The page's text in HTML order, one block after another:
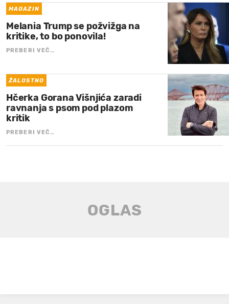
MAGAZIN
Melania Trump se požvižga na
kritike, to bo ponovila!
PREBERI VEČ…
ŽALOSTNO
Hčerka Gorana Višnjića zaradi
ravnanja s psom pod plazom
kritik
PREBERI VEČ…